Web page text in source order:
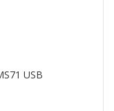
USB